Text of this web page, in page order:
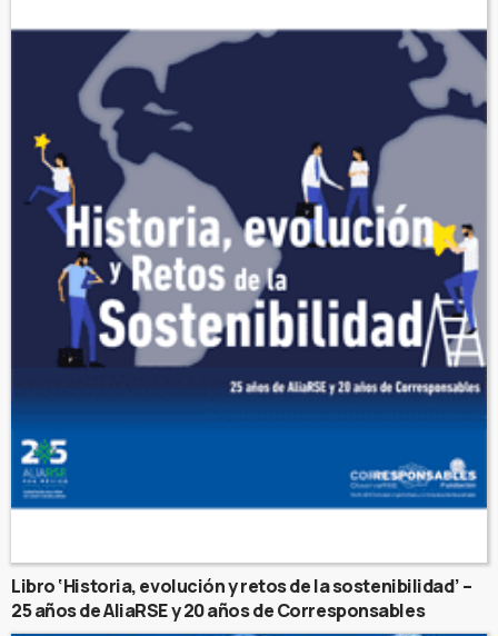
Libro ‘Historia, evolución y retos de la sostenibilidad’ –
25 años de AliaRSE y 20 años de Corresponsables